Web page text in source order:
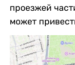
проезжей
может